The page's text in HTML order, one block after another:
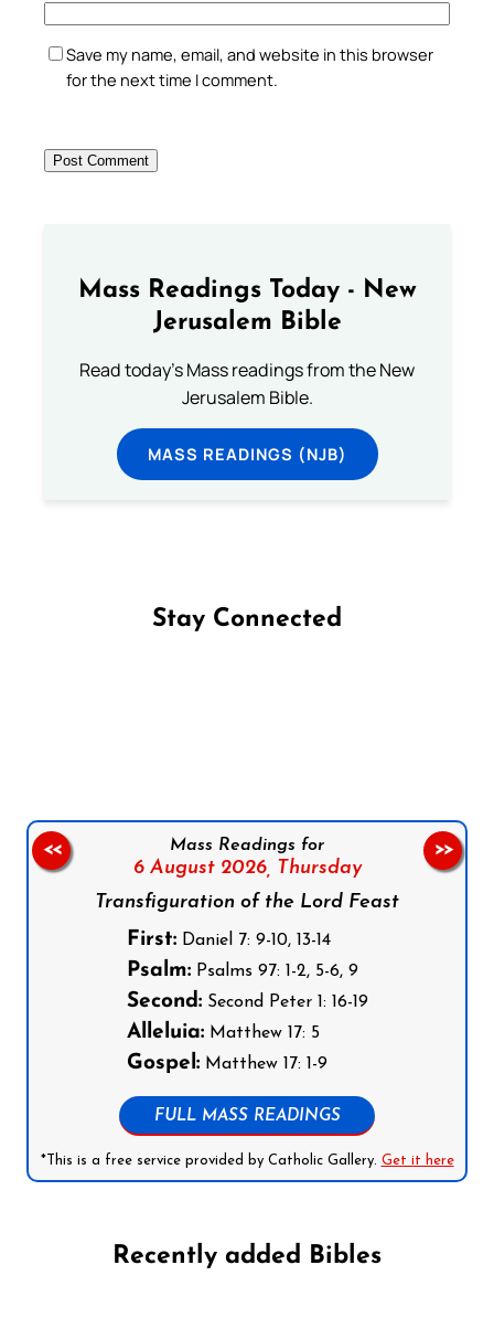
Save my name, email, and website in this browser
for the next time I comment.
Mass Readings Today - New
Jerusalem Bible
Read today's Mass readings from the New
Jerusalem Bible.
MASS READINGS (NJB)
Stay Connected
Mass Readings for
6 August 2026, Thursday
Transfiguration of the Lord Feast
First:Daniel 7: 9-10, 13-14
Psalm:Psalms 97: 1-2, 5-6, 9
Second:Second Peter 1: 16-19
Alleluia:Matthew 17: 5
Gospel:Matthew 17: 1-9
FULL MASS READINGS
*This is a free service provided by Catholic Gallery. Get it here
<< >>
Recently added Bibles